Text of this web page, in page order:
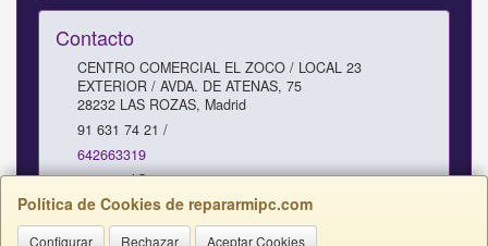
Política de Cookies de repararmipc.com
Configurar Rechazar Aceptar Cookies
Contacto
CENTRO COMERCIAL EL ZOCO / LOCAL 23
EXTERIOR / AVDA. DE ATENAS, 75
28232 LAS ROZAS, Madrid
91 631 74 21 /
642663319
comercial@repararmipc.com